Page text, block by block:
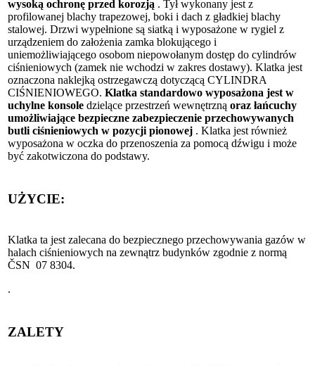
wysoką ochronę przed korozją . Tył wykonany jest z
profilowanej blachy trapezowej, boki i dach z gładkiej blachy
stalowej. Drzwi wypełnione są siatką i wyposażone w rygiel z
urządzeniem do założenia zamka blokującego i
uniemożliwiającego osobom niepowołanym dostęp do cylindrów
ciśnieniowych (zamek nie wchodzi w zakres dostawy). Klatka jest
oznaczona naklejką ostrzegawczą dotyczącą CYLINDRA
CIŚNIENIOWEGO. Klatka standardowo wyposażona jest w
uchylne konsole dzielące przestrzeń wewnętrzną oraz łańcuchy
umożliwiające bezpieczne zabezpieczenie przechowywanych
butli ciśnieniowych w pozycji pionowej . Klatka jest również
wyposażona w oczka do przenoszenia za pomocą dźwigu i może
być zakotwiczona do podstawy.
UŻYCIE:
Klatka ta jest zalecana do bezpiecznego przechowywania gazów w
halach ciśnieniowych na zewnątrz budynków zgodnie z normą
ČSN 07 8304.
.
ZALETY